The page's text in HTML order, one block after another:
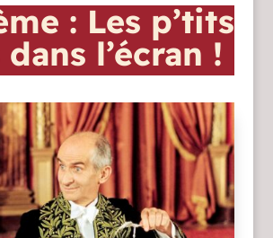
: Les p’tits
l’écran !